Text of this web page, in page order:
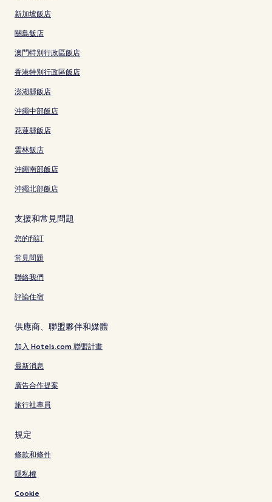
新加坡飯店
關島飯店
澳門特別行政區飯店
香港特別行政區飯店
澎湖縣飯店
沖繩中部飯店
花蓮縣飯店
雲林飯店
沖繩南部飯店
沖繩北部飯店
支援和常見問題
您的預訂
常見問題
聯絡我們
評論住宿
供應商、聯盟夥伴和媒體
加入 Hotels.com 聯盟計畫
最新消息
廣告合作提案
旅行社專員
規定
條款和條件
隱私權
Cookie